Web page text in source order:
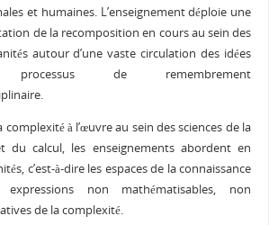
et humaines. L’enseignement déploie une
de la recomposition en cours au sein des
autour d’une vaste circulation des idées
de remembrement
à l’œuvre au sein des sciences de la
du calcul, les enseignements abordent en
c’est-à-dire les espaces de la connaissance
non mathématisables, non
de la complexité.